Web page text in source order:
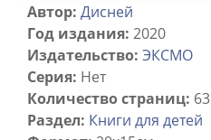
Автор: Дисней
Год издания: 2020
Издательство: ЭКСМО
Серия: Нет
Количество страниц: 63
Раздел: Книги для детей